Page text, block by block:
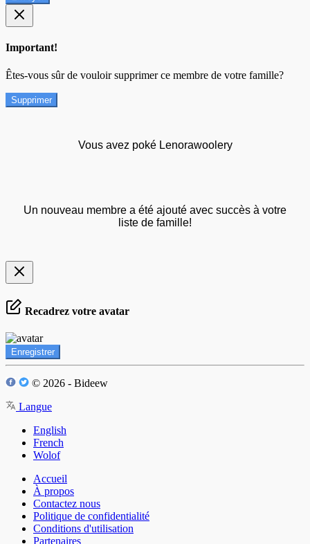
Important!
Êtes-vous sûr de vouloir supprimer ce membre de votre famille?
Supprimer
Vous avez poké Lenorawoolery
Un nouveau membre a été ajouté avec succès à votre
liste de famille!
Recadrez votre avatar
Enregistrer
© 2026 - Bideew
Langue
English
French
Wolof
Accueil
À propos
Contactez nous
Politique de confidentialité
Conditions d'utilisation
Partenaires